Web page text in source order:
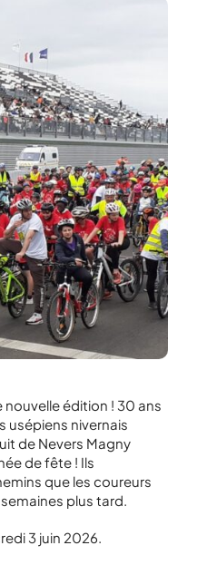
nouvelle édition ! 30 ans
usépiens nivernais
de Nevers Magny
de fête ! Ils
que les coureurs
plus tard.
3 juin 2026.